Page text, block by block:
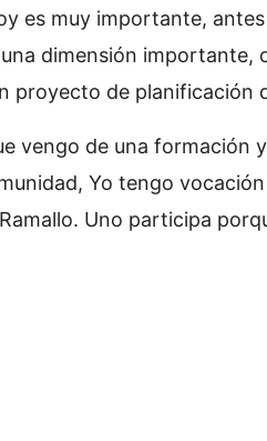
es muy importante,
dimensión importante,
proyecto de planificación
vengo de una formación
Yo tengo
Uno participa